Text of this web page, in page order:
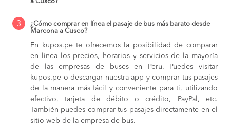
3
¿Cómo comprar en línea el pasaje de bus más barato desde
Marcona a Cusco?
En kupos.pe te ofrecemos la posibilidad de comparar
en línea los precios, horarios y servicios de la mayoría
de las empresas de buses en Peru. Puedes visitar
kupos.pe o descargar nuestra app y comprar tus pasajes
de la manera más fácil y conveniente para ti, utilizando
efectivo, tarjeta de débito o crédito, PayPal, etc.
También puedes comprar tus pasajes directamente en el
sitio web de la empresa de bus.